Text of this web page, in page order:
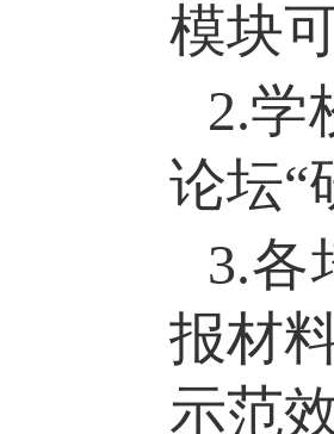
模块
2.学
论坛“
3.各
报材
示范